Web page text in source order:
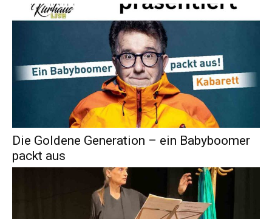
Die Goldene Generation – ein Babyboomer
packt aus